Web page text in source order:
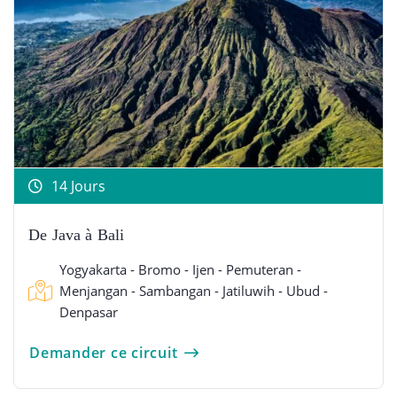
14 Jours
De Java à Bali
Yogyakarta - Bromo - Ijen - Pemuteran -
Menjangan - Sambangan - Jatiluwih - Ubud -
Denpasar
Demander ce circuit